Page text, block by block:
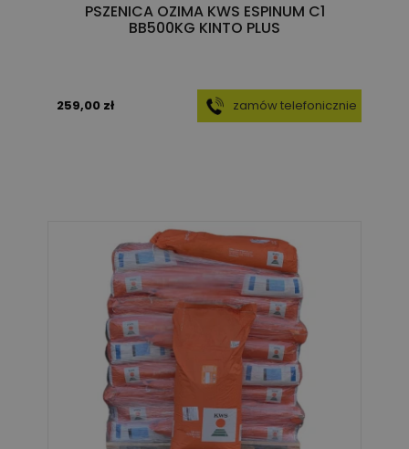
PSZENICA OZIMA KWS ESPINUM C1
BB500KG KINTO PLUS
259,00 zł zamów telefonicznie